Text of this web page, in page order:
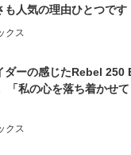
も人気の理由ひとつです
クス
ダーの感じたRebel 250
「私の心を落ち着かせて
クス